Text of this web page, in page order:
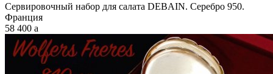
Сервировочный набор для салата DEBAIN. Серебро 950.
Франция
58 400 a